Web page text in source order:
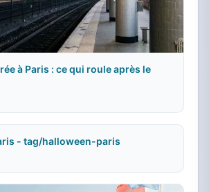
à Paris : ce qui roule après le
- tag/halloween-paris